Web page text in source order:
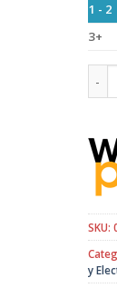
1 - 2
3+
SKU:
y